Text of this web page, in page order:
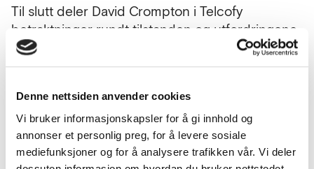
Denne nettsiden anvender cookies
Vi bruker informasjonskapsler for å gi innhold og
annonser et personlig preg, for å levere sosiale
mediefunksjoner og for å analysere trafikken vår. Vi deler
Til slutt deler David Crompton i Telcofy
betraktninger rundt tilstanden og utfordringene
ved mobilnettdata for mobilitetsanalyse.
Tirsdag 25. november 2025 kl. 09:00 -
10:30